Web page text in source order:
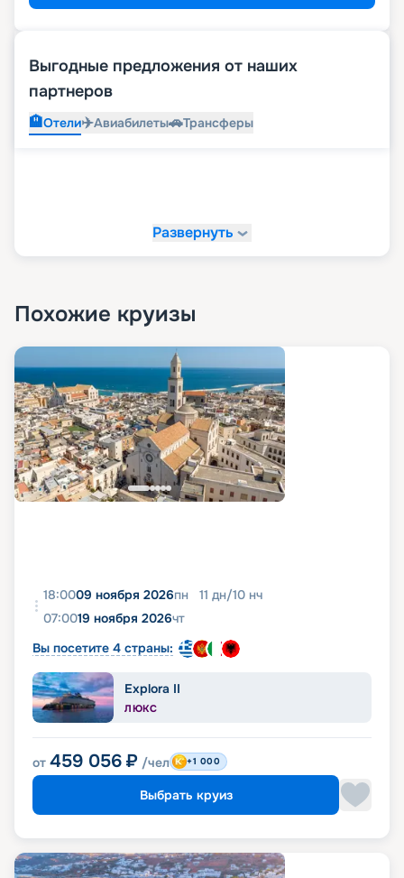
Выгодные предложения от наших
партнеров
🏨Отели✈️Авиабилеты🚗Трансферы
Развернуть
Похожие круизы
18:0009 ноября 2026пн 11 дн/10 нч
07:0019 ноября 2026чт
Вы посетите 4 страны:
Explora II
ЛЮКС
от 459 056 ₽ /чел +1 000
Выбрать круиз